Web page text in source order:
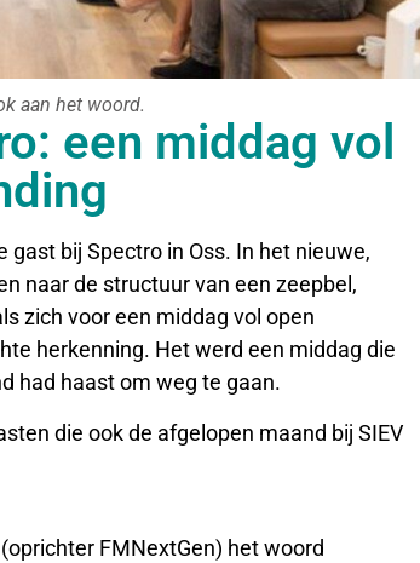
aan het woord.
een middag vol
bij Spectro in Oss. In het nieuwe,
naar de structuur van een zeepbel,
zich voor een middag vol open
herkenning. Het werd een middag die
had haast om weg te gaan.
die ook de afgelopen maand bij SIEV
(oprichter FMNextGen) het woord